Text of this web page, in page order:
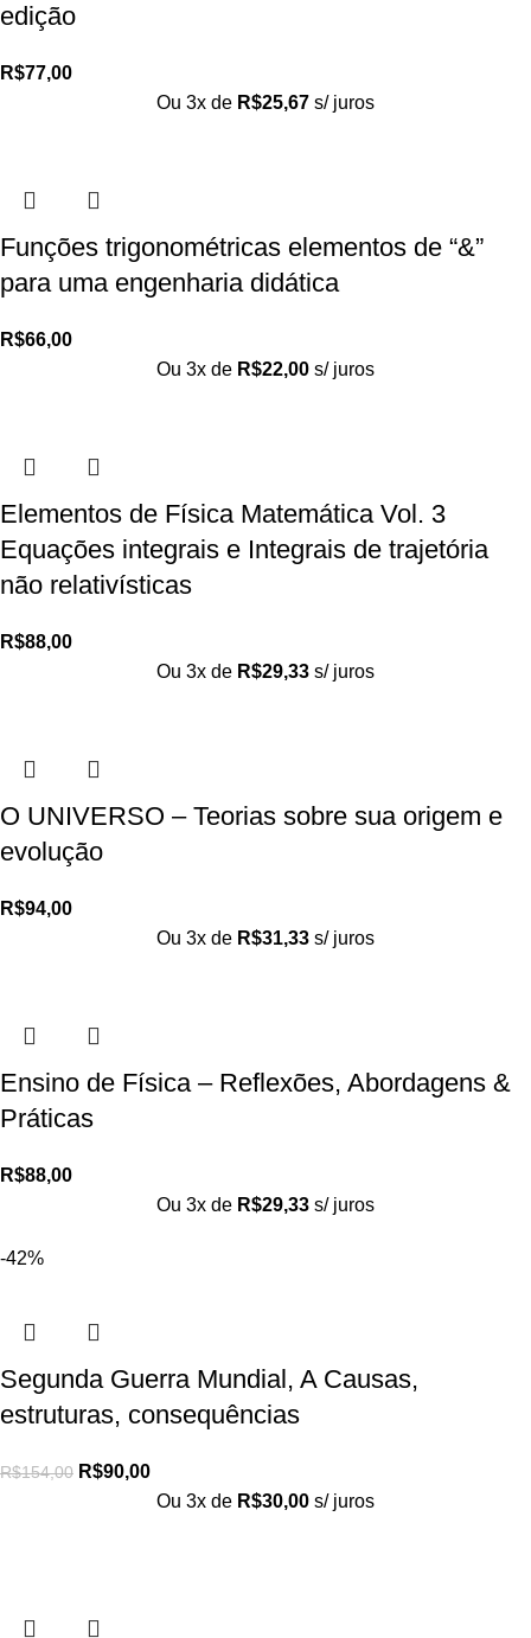
edição
R$77,00
Ou 3x de R$25,67 s/ juros
Funções trigonométricas elementos de “&”
para uma engenharia didática
R$66,00
Ou 3x de R$22,00 s/ juros
Elementos de Física Matemática Vol. 3
Equações integrais e Integrais de trajetória
não relativísticas
R$88,00
Ou 3x de R$29,33 s/ juros
O UNIVERSO – Teorias sobre sua origem e
evolução
R$94,00
Ou 3x de R$31,33 s/ juros
Ensino de Física – Reflexões, Abordagens &
Práticas
R$88,00
Ou 3x de R$29,33 s/ juros
-42%
Segunda Guerra Mundial, A Causas,
estruturas, consequências
R$154,00 R$90,00
Ou 3x de R$30,00 s/ juros